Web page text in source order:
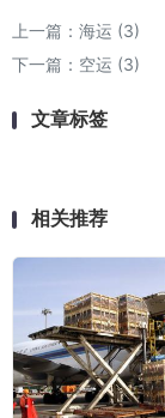
上一篇： 海运 (3)
下一篇： 空运 (3)
文章标签
相关推荐